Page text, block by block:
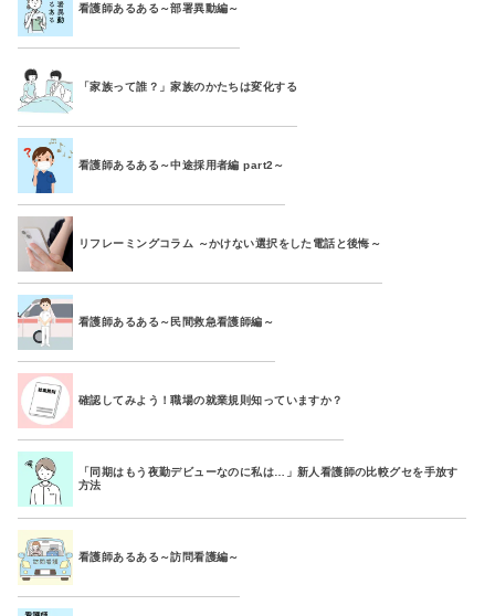
看護師あるある～部署異動編～
「家族って誰？」家族のかたちは変化する
看護師あるある～中途採用者編 part2～
リフレーミングコラム ～かけない選択をした電話と後悔～
看護師あるある～民間救急看護師編～
確認してみよう！職場の就業規則知っていますか？
「同期はもう夜勤デビューなのに私は…」新人看護師の比較グセを手放す
方法
看護師あるある～訪問看護編～